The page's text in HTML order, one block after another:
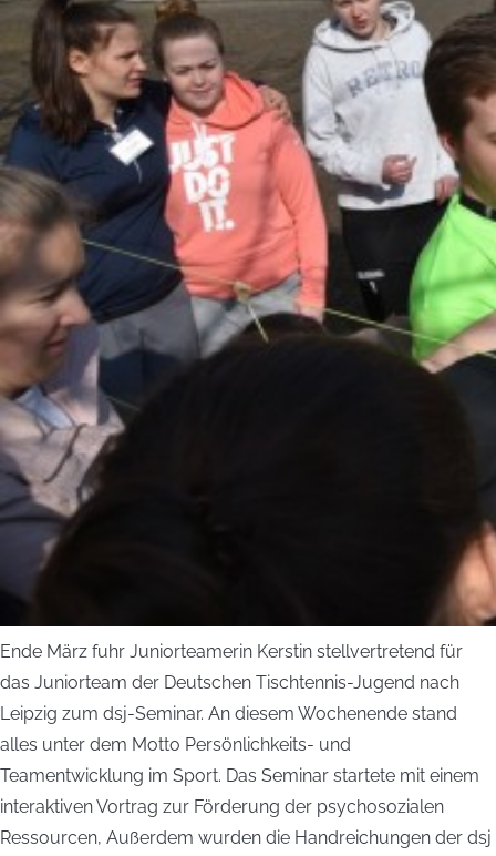
Ende März fuhr Juniorteamerin Kerstin stellvertretend für
das Juniorteam der Deutschen Tischtennis-Jugend nach
Leipzig zum dsj-Seminar. An diesem Wochenende stand
alles unter dem Motto Persönlichkeits- und
Teamentwicklung im Sport. Das Seminar startete mit einem
interaktiven Vortrag zur Förderung der psychosozialen
Ressourcen, Außerdem wurden die Handreichungen der dsj